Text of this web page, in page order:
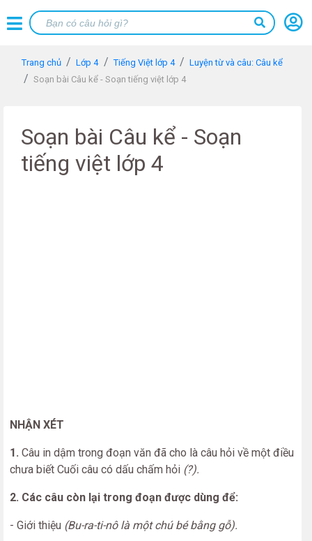
Trang chủ Lớp 4 Tiếng Việt lớp 4
Luyện từ và câu: Câu kể
Soạn bài Câu kể - Soạn tiếng việt lớp 4
Soạn bài Câu kể - Soạn
tiếng việt lớp 4
NHẬN XÉT
1. Câu in dậm trong đoạn văn đã cho là câu hỏi về một điều
chưa biết Cuối câu có dấu chấm hỏi (?).
2. Các câu còn lại trong đoạn được dùng để:
- Giới thiệu (Bu-ra-ti-nô là một chú bé bằng gỗ).